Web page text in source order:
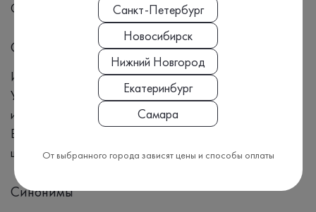
Себорейный дерматит
Симптомы
Изменение цвета ногтя (желтый, белый, зеленый)
Утолщение и деформация ногтевой пластины Расслоение
и ломкость ногтя Отслоение ногтя от ногтевого ложа
Боль и дискомфорт Неприятный запах Трещины и
шелушение кожи
Синонимы
Санкт-Петербург
Новосибирск
Нижний Новгород
Екатеринбург
Самара
От выбранного города зависят цены и способы оплаты